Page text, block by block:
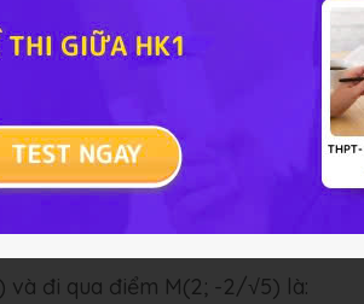
và đi qua điểm M(2; -2/√5) là: